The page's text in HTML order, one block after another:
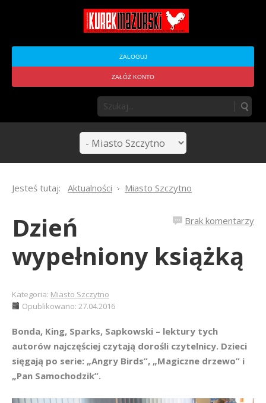
ZALOGUJ
ZAŁÓŻ KONTO
Jesteś tutaj: Aktualności Miasto Szczytno
Brak komentarzy
Dzień
wypełniony książką
Kategoria: Miasto Szczytno
Opublikowano: 27.04.2016
Bonda, King, Sparks, Sapkowski – lektury tych
autorów najczęściej czytają dorośli czytelnicy. Dzieci
sięgają po serie: „Angry Birds”, „Magiczne drzewo” i
„Pan Samochodzik”.